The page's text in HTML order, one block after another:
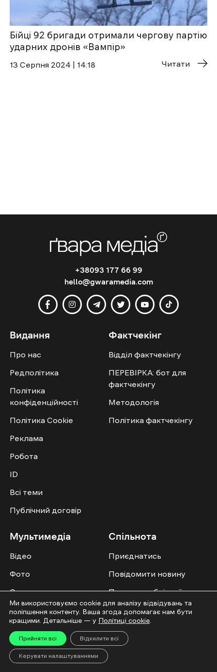
Бійці 92 бригади отримали чергову партію
ударних дронів «Вампір»
13 Cерпня 2024 | 14:18 Читати
+38093 177 66 99
hello@gwaramedia.com
Видання
Про нас
Редполітика
Політика
конфіденційності
Політика Cookie
Реклама
Робота
ID
Всі теми
Публічний договір
Фактчекінг
Відділ фактчекінгу
ПЕРЕВІРКА: бот для
фактчекінгу
Методологія
Політика фактчекінгу
Мультимедіа
Відео
Фото
Спецпроєкти
Спільнота
Приєднатись
Повідомити новину
Правила публікації
Колонок
Усі права захищені. ©2016-2026. Ґвара Медіа. Використання матеріалів сайту
дозволяється лише за наявності активного посилання на “Ґвара Медіа” не
Ми використовуємо cookie для аналізу відвідувань та
поліпшення контенту. Ваша згода допомагає нам бути
кращими. Детальніше — у Політиці cookie
Прийняти всі Відхилити всі
Керувати налаштуваннями